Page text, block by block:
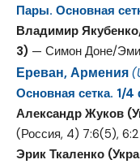
Пары. Основная
Владимир
3) — Симон Доне/
Ереван, Армения
Основная сетка. 1/
Александр Жуков
(Россия, 4) 7:6(5), 6:2
Эрик Ткаленко